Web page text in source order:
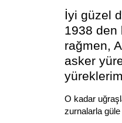
İyi güzel
1938 den
rağmen,
asker
O kadar
zurnalarla